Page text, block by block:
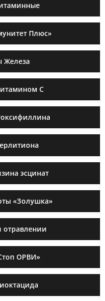
Плюс»
Железа
C
эсцинат
«Золушка»
отравлении
ОРВИ»